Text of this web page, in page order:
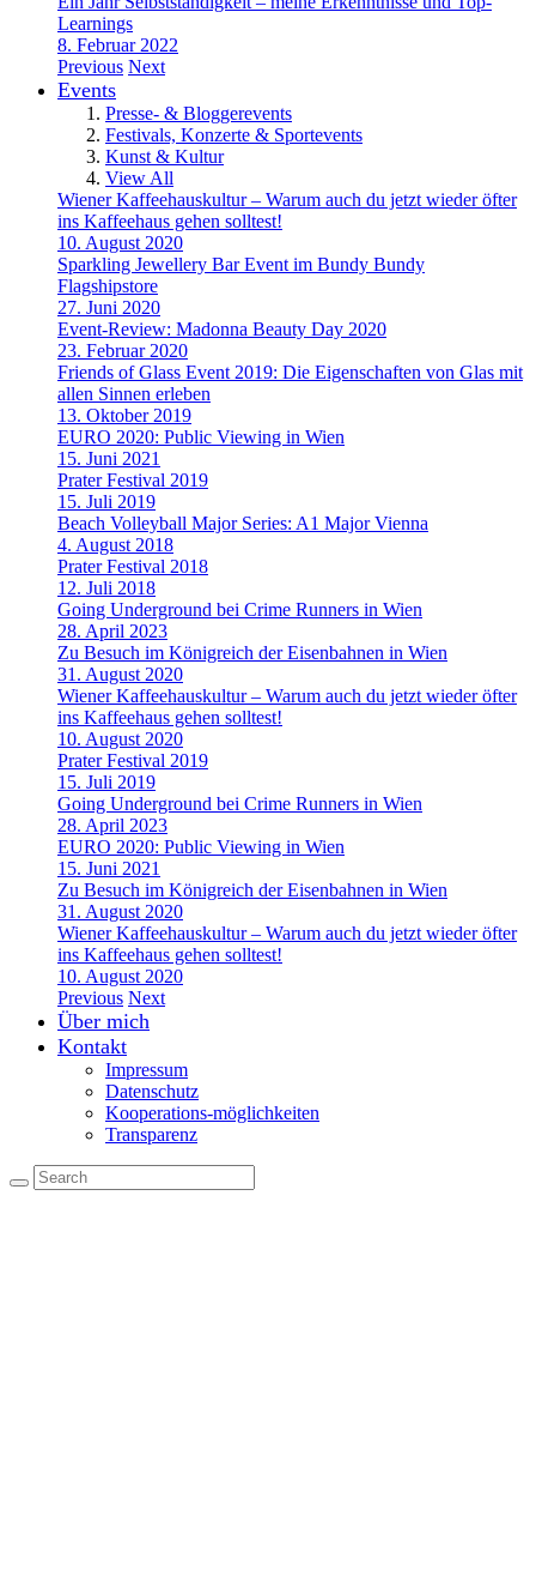
Learnings
8. Februar 2022
Previous Next
Events
Presse- & Bloggerevents
Festivals, Konzerte & Sportevents
Kunst & Kultur
View All
Wiener Kaffeehauskultur – Warum auch du jetzt wieder öfter
ins Kaffeehaus gehen solltest!
10. August 2020
Sparkling Jewellery Bar Event im Bundy Bundy
Flagshipstore
27. Juni 2020
Event-Review: Madonna Beauty Day 2020
23. Februar 2020
Friends of Glass Event 2019: Die Eigenschaften von Glas mit
allen Sinnen erleben
13. Oktober 2019
EURO 2020: Public Viewing in Wien
15. Juni 2021
Prater Festival 2019
15. Juli 2019
Beach Volleyball Major Series: A1 Major Vienna
4. August 2018
Prater Festival 2018
12. Juli 2018
Going Underground bei Crime Runners in Wien
28. April 2023
Zu Besuch im Königreich der Eisenbahnen in Wien
31. August 2020
Wiener Kaffeehauskultur – Warum auch du jetzt wieder öfter
ins Kaffeehaus gehen solltest!
10. August 2020
Prater Festival 2019
15. Juli 2019
Going Underground bei Crime Runners in Wien
28. April 2023
EURO 2020: Public Viewing in Wien
15. Juni 2021
Zu Besuch im Königreich der Eisenbahnen in Wien
31. August 2020
Wiener Kaffeehauskultur – Warum auch du jetzt wieder öfter
ins Kaffeehaus gehen solltest!
10. August 2020
Previous Next
Über mich
Kontakt
Impressum
Datenschutz
Kooperations-möglichkeiten
Transparenz